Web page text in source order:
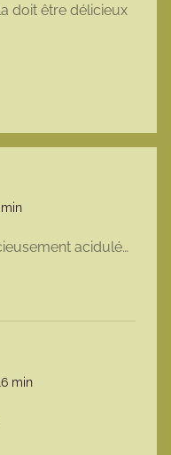
doit être délicieux
acidulé…
min